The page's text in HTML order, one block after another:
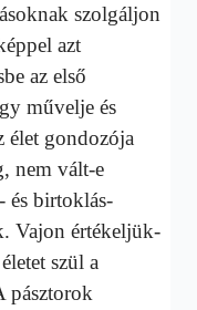
szolgáljon
azt
az első
művelje és
élet gondozója
nem vált-e
és birtoklás-
Vajon értékeljük-
szül a
pásztorok